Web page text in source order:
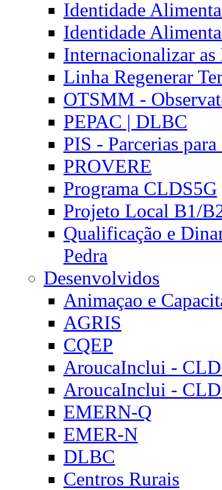
Identidade
Identidade
Internacionalizar
Linha Regenerar
OTSMM -
PEPAC | DLBC
PIS - Parcerias
PROVERE
Programa CLDS5G
Projeto Local B1/
Qualificação e
Pedra
Desenvolvidos
Animaçao e
AGRIS
CQEP
AroucaInclui -
AroucaInclui -
EMERN-Q
EMER-N
DLBC
Centros Rurais